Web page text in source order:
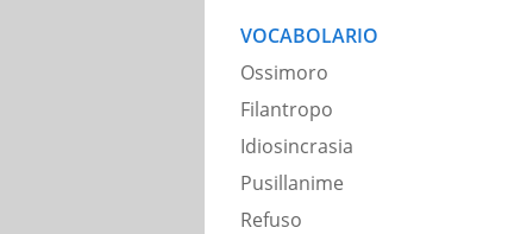
VOCABOLARIO
Ossimoro
Filantropo
Idiosincrasia
Pusillanime
Refuso